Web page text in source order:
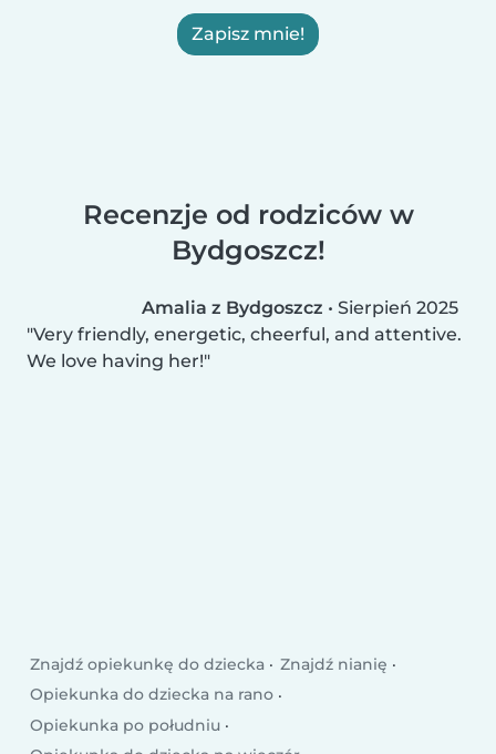
Zapisz mnie!
Recenzje od rodziców w
Bydgoszcz!
Amalia z Bydgoszcz • Sierpień 2025
Very friendly, energetic, cheerful, and attentive.
We love having her!
Znajdź opiekunkę do dziecka
Znajdź nianię
Opiekunka do dziecka na rano
Opiekunka po południu